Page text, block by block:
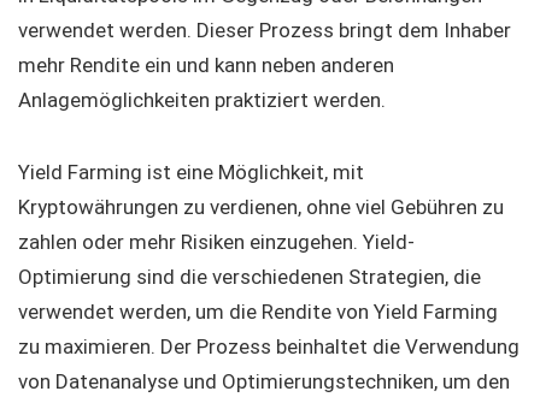
verwendet werden. Dieser Prozess bringt dem Inhaber
mehr Rendite ein und kann neben anderen
Anlagemöglichkeiten praktiziert werden.
Yield Farming ist eine Möglichkeit, mit
Kryptowährungen zu verdienen, ohne viel Gebühren zu
zahlen oder mehr Risiken einzugehen. Yield-
Optimierung sind die verschiedenen Strategien, die
verwendet werden, um die Rendite von Yield Farming
zu maximieren. Der Prozess beinhaltet die Verwendung
von Datenanalyse und Optimierungstechniken, um den